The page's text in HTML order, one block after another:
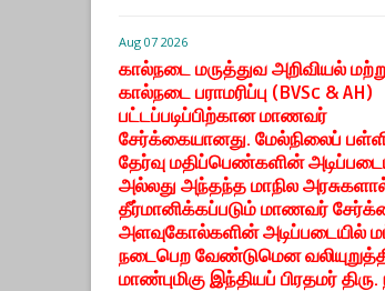
Aug 07 2026
கால்நடை மருத்துவ அறிவியல்
கால்நடை பராமரிப்பு (BVSc & AH)
பட்டப்படிப்பிற்கான மாணவர்
சேர்க்கையானது. மேல்நிலைப்
தேர்வு மதிப்பெண்களின்
அல்லது அந்தந்த மாநில
தீர்மானிக்கப்படும் மாணவர்
அளவுகோல்களின் அடிப்படையில்
நடைபெற வேண்டுமென
மாண்புமிகு இந்தியப் பிரதமர் திரு.